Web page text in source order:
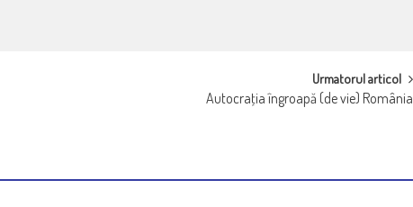
Urmatorul articol
Autocraţia îngroapă (de vie) România